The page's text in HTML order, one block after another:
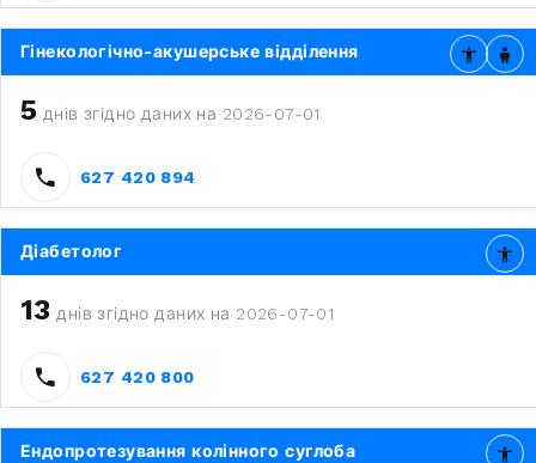
Гінекологічно-акушерське відділення
5 днів згідно даних на 2026-07-01
627 420 894
Діабетолог
13 днів згідно даних на 2026-07-01
627 420 800
Ендопротезування колінного суглоба